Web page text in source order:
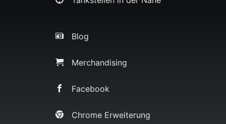
Blog
Merchandising
Facebook
Chrome Erweiterung